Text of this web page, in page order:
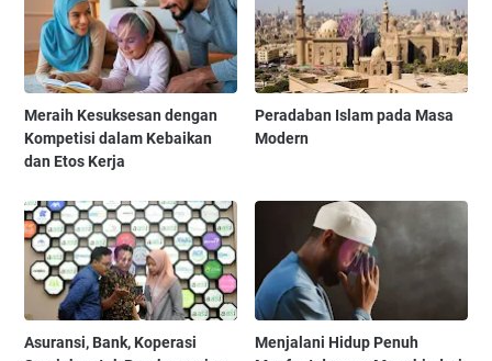
Meraih Kesuksesan dengan
Kompetisi dalam Kebaikan
dan Etos Kerja
Peradaban Islam pada Masa
Modern
Asuransi, Bank, Koperasi
Menjalani Hidup Penuh